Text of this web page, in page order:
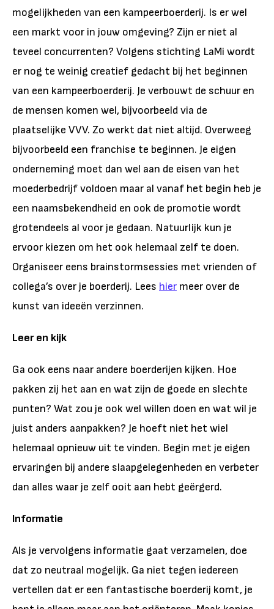
mogelijkheden van een kampeerboerderij. Is er wel
een markt voor in jouw omgeving? Zijn er niet al
teveel concurrenten? Volgens stichting LaMi wordt
er nog te weinig creatief gedacht bij het beginnen
van een kampeerboerderij. Je verbouwt de schuur en
de mensen komen wel, bijvoorbeeld via de
plaatselijke VVV. Zo werkt dat niet altijd. Overweeg
bijvoorbeeld een franchise te beginnen. Je eigen
onderneming moet dan wel aan de eisen van het
moederbedrijf voldoen maar al vanaf het begin heb je
een naamsbekendheid en ook de promotie wordt
grotendeels al voor je gedaan. Natuurlijk kun je
ervoor kiezen om het ook helemaal zelf te doen.
Organiseer eens brainstormsessies met vrienden of
collega’s over je boerderij. Lees hier meer over de
kunst van ideeën verzinnen.
Leer en kijk
Ga ook eens naar andere boerderijen kijken. Hoe
pakken zij het aan en wat zijn de goede en slechte
punten? Wat zou je ook wel willen doen en wat wil je
juist anders aanpakken? Je hoeft niet het wiel
helemaal opnieuw uit te vinden. Begin met je eigen
ervaringen bij andere slaapgelegenheden en verbeter
dan alles waar je zelf ooit aan hebt geërgerd.
Informatie
Als je vervolgens informatie gaat verzamelen, doe
dat zo neutraal mogelijk. Ga niet tegen iedereen
vertellen dat er een fantastische boerderij komt, je